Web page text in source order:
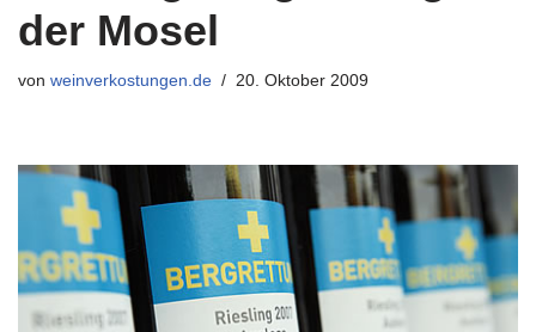
der Mosel
von weinverkostungen.de 20. Oktober 2009